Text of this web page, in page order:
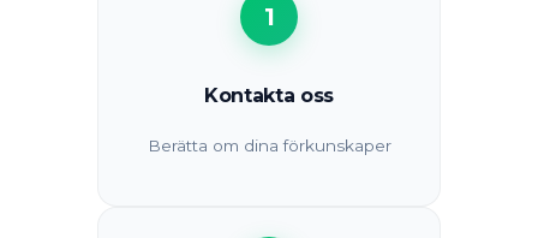
1
Kontakta oss
Berätta om dina förkunskaper